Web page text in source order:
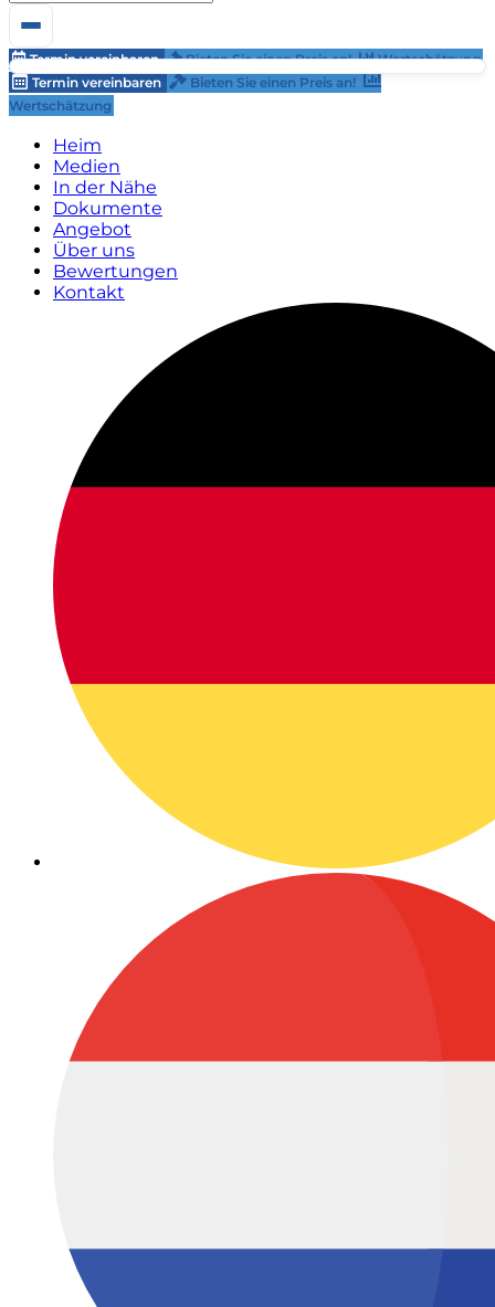
Termin vereinbaren Bieten Sie einen Preis an!
Wertschätzung
Termin vereinbaren
Bieten Sie einen Preis an!
Wertschätzung
Heim
Medien
In der Nähe
Dokumente
Angebot
Über uns
Bewertungen
Kontakt